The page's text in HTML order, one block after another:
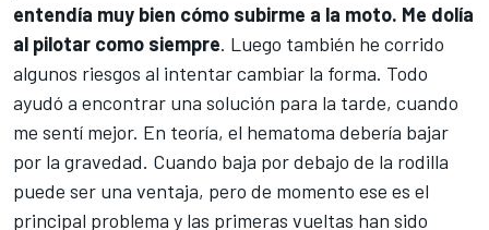
entendía muy bien cómo subirme a la moto. Me dolía
al pilotar como siempre. Luego también he corrido
algunos riesgos al intentar cambiar la forma. Todo
ayudó a encontrar una solución para la tarde, cuando
me sentí mejor. En teoría, el hematoma debería bajar
por la gravedad. Cuando baja por debajo de la rodilla
puede ser una ventaja, pero de momento ese es el
principal problema y las primeras vueltas han sido